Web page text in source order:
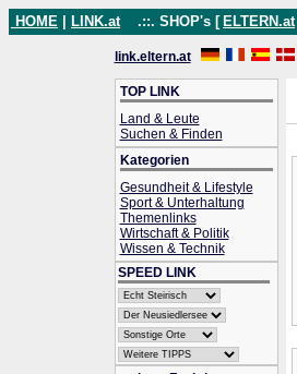
HOME LINK.at .::. SHOP's [ ELTERN.at
link.eltern.at
TOP LINK
Land & Leute
Suchen & Finden
Kategorien
Gesundheit & Lifestyle
Sport & Unterhaltung
Themenlinks
Wirtschaft & Politik
Wissen & Technik
SPEED LINK